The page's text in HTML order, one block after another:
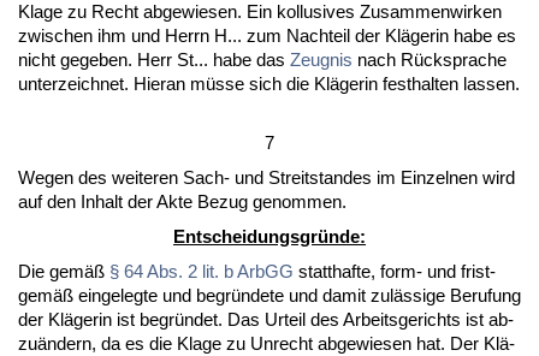
Kla­ge zu Recht ab­ge­wie­sen. Ein kol­lu­si­ves Zu­sam­men­wir­ken
zwi­schen ihm und Herrn H... zum Nach­teil der Kläge­rin ha­be es
nicht ge­ge­ben. Herr St... ha­be das Zeug­nis nach Rück­spra­che
un­ter­zeich­net. Hier­an müsse sich die Kläge­rin fest­hal­ten las­sen.
7
We­gen des wei­te­ren Sach- und Streit­stan­des im Ein­zel­nen wird
auf den In­halt der Ak­te Be­zug ge­nom­men.
Ent­schei­dungs­gründe:
Die gemäß § 64 Abs. 2 lit. b ArbGG statt­haf­te, form- und frist­
gemäß ein­ge­leg­te und be­gründe­te und da­mit zulässi­ge Be­ru­fung
der Kläge­rin ist be­gründet. Das Ur­teil des Ar­beits­ge­richts ist ab­
zuändern, da es die Kla­ge zu Un­recht ab­ge­wie­sen hat. Der Klä­